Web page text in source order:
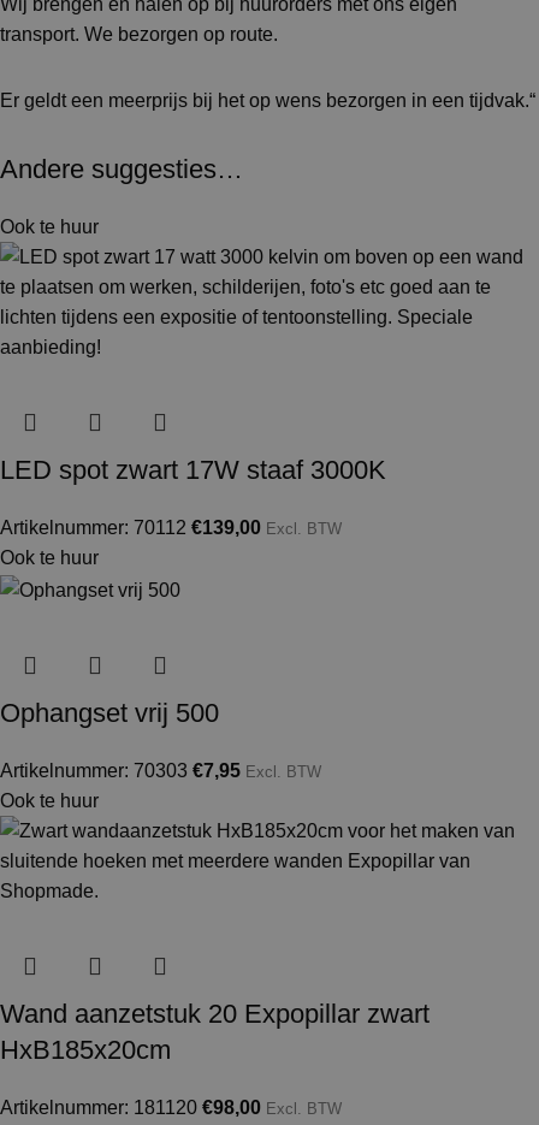
Wij brengen en halen op bij huurorders met ons eigen
transport. We bezorgen op route.
Er geldt een meerprijs bij het op wens bezorgen in een tijdvak.“
Andere suggesties…
Ook te huur
LED spot zwart 17W staaf 3000K
Artikelnummer: 70112 €139,00 Excl. BTW
Ook te huur
Ophangset vrij 500
Artikelnummer: 70303 €7,95 Excl. BTW
Ook te huur
Wand aanzetstuk 20 Expopillar zwart
HxB185x20cm
Artikelnummer: 181120 €98,00 Excl. BTW